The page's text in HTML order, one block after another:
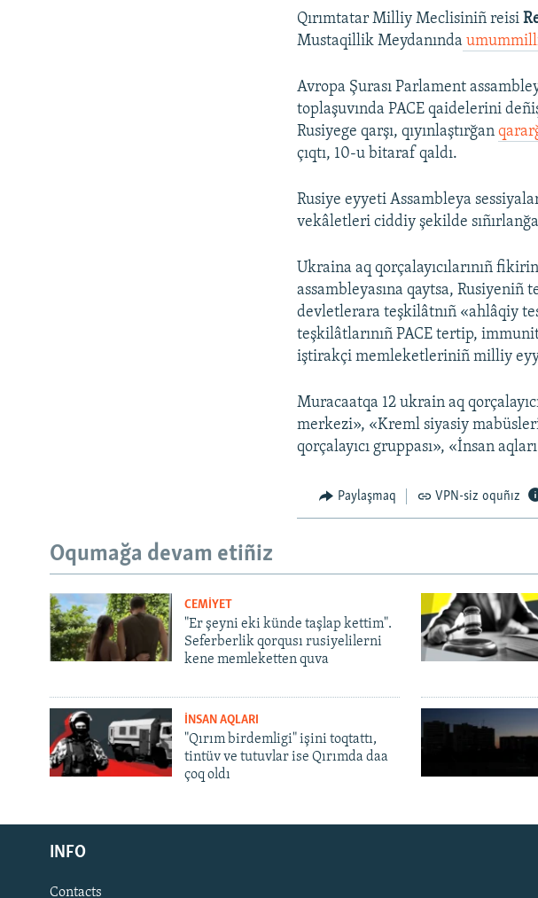
Русский
Українською
Qırımtatar Milliy Meclisiniñ reisi
Mustaqillik Meydanında
Avropa Şurası Parlament
toplaşuvında PACE qaidelerini
Rusiyege qarşı, qıyınlaştırğan
çıqtı, 10-u bitaraf qaldı.
Rusiye eyyeti Assambleya
vekâletleri ciddiy şekilde
Ukraina aq qorçalayıcılarınıñ
assambleyasına qaytsa,
devletlerara teşkilâtnıñ «ahlâqiy
teşkilâtlarınıñ PACE tertip,
iştirakçi memleketleriniñ milliy
Muracaatqa 12 ukrain aq
merkezi», «Kreml siyasiy mabüsleri
qorçalayıcı gruppası», «İnsan
Paylaşmaq VPN-siz oquñız
Oqumağa devam etiñiz
CEMİYET
"Er şeyni eki künde taşlap kettim".
Seferberlik qorqusı rusiyelilerni
kene memleketten quva
İNSAN AQLARI
"Qırım birdemligi" işini toqtattı,
tintüv ve tutuvlar ise Qırımda daa
çoq oldı
INFO
Contacts